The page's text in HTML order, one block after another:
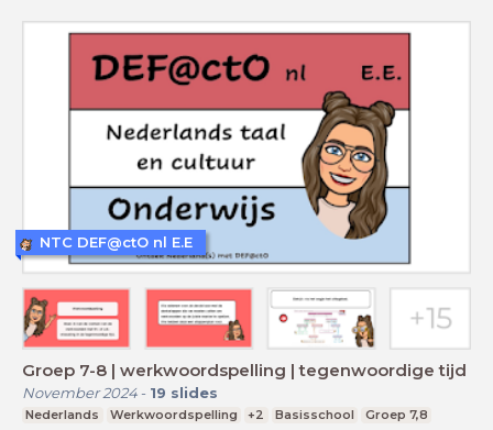
Groep 7-8 | werkwoordspelling | tegenwoordige tijd
November 2024- 19 slides
Nederlands Werkwoordspelling +2 Basisschool Groep 7,8
NTC DEF@ctO nl E.E